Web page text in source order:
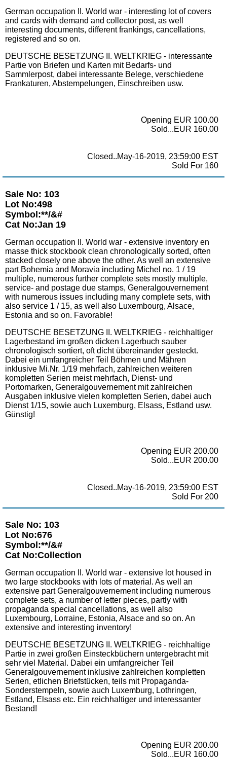
German occupation II. World war - interesting lot of covers
and cards with demand and collector post, as well
interesting documents, different frankings, cancellations,
registered and so on.
DEUTSCHE BESETZUNG II. WELTKRIEG - interessante
Partie von Briefen und Karten mit Bedarfs- und
Sammlerpost, dabei interessante Belege, verschiedene
Frankaturen, Abstempelungen, Einschreiben usw.
Opening EUR 100.00
Sold...EUR 160.00
Closed..May-16-2019, 23:59:00 EST
Sold For 160
Sale No: 103
Lot No:498
Symbol:**/&#
Cat No:Jan 19
German occupation II. World war - extensive inventory en
masse thick stockbook clean chronologically sorted, often
stacked closely one above the other. As well an extensive
part Bohemia and Moravia including Michel no. 1 / 19
multiple, numerous further complete sets mostly multiple,
service- and postage due stamps, Generalgouvernement
with numerous issues including many complete sets, with
also service 1 / 15, as well also Luxembourg, Alsace,
Estonia and so on. Favorable!
DEUTSCHE BESETZUNG II. WELTKRIEG - reichhaltiger
Lagerbestand im großen dicken Lagerbuch sauber
chronologisch sortiert, oft dicht übereinander gesteckt.
Dabei ein umfangreicher Teil Böhmen und Mähren
inklusive Mi.Nr. 1/19 mehrfach, zahlreichen weiteren
kompletten Serien meist mehrfach, Dienst- und
Portomarken, Generalgouvernement mit zahlreichen
Ausgaben inklusive vielen kompletten Serien, dabei auch
Dienst 1/15, sowie auch Luxemburg, Elsass, Estland usw.
Günstig!
Opening EUR 200.00
Sold...EUR 200.00
Closed..May-16-2019, 23:59:00 EST
Sold For 200
Sale No: 103
Lot No:676
Symbol:**/&#
Cat No:Collection
German occupation II. World war - extensive lot housed in
two large stockbooks with lots of material. As well an
extensive part Generalgouvernement including numerous
complete sets, a number of letter pieces, partly with
propaganda special cancellations, as well also
Luxembourg, Lorraine, Estonia, Alsace and so on. An
extensive and interesting inventory!
DEUTSCHE BESETZUNG II. WELTKRIEG - reichhaltige
Partie in zwei großen Einsteckbüchern untergebracht mit
sehr viel Material. Dabei ein umfangreicher Teil
Generalgouvernement inklusive zahlreichen kompletten
Serien, etlichen Briefstücken, teils mit Propaganda-
Sonderstempeln, sowie auch Luxemburg, Lothringen,
Estland, Elsass etc. Ein reichhaltiger und interessanter
Bestand!
Opening EUR 200.00
Sold...EUR 160.00